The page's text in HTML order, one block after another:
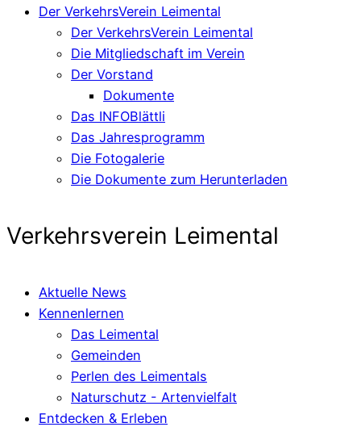
Der VerkehrsVerein Leimental
Der VerkehrsVerein Leimental
Die Mitgliedschaft im Verein
Der Vorstand
Dokumente
Das INFOBlättli
Das Jahresprogramm
Die Fotogalerie
Die Dokumente zum Herunterladen
Verkehrsverein Leimental
Aktuelle News
Kennenlernen
Das Leimental
Gemeinden
Perlen des Leimentals
Naturschutz - Artenvielfalt
Entdecken & Erleben